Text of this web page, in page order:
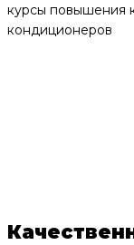
курсы повышения
кондиционеров